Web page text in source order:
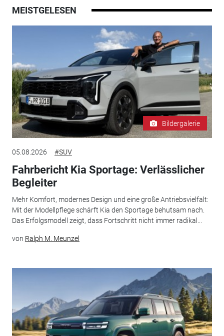
MEISTGELESEN
Bildergalerie
05.08.2026 #SUV
Fahrbericht Kia Sportage: Verlässlicher
Begleiter
Mehr Komfort, modernes Design und eine große Antriebsvielfalt:
Mit der Modellpflege schärft Kia den Sportage behutsam nach.
Das Erfolgsmodell zeigt, dass Fortschritt nicht immer radikal...
von Ralph M. Meunzel